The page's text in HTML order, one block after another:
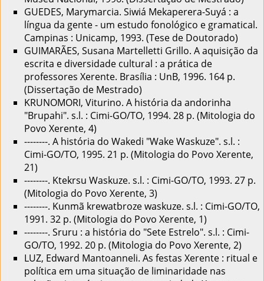
GUEDES, Marymarcia. Siwiá Mekaperera-Suyá : a
língua da gente - um estudo fonológico e gramatical.
Campinas : Unicamp, 1993. (Tese de Doutorado)
GUIMARÃES, Susana Martelletti Grillo. A aquisição da
escrita e diversidade cultural : a prática de
professores Xerente. Brasília : UnB, 1996. 164 p.
(Dissertação de Mestrado)
KRUNOMORI, Viturino. A história da andorinha
"Brupahi". s.l. : Cimi-GO/TO, 1994. 28 p. (Mitologia do
Povo Xerente, 4)
--------. A história do Wakedi "Wake Waskuze". s.l. :
Cimi-GO/TO, 1995. 21 p. (Mitologia do Povo Xerente,
21)
--------. Ktekrsu Waskuze. s.l. : Cimi-GO/TO, 1993. 27 p.
(Mitologia do Povo Xerente, 3)
--------. Kunmã krewatbroze waskuze. s.l. : Cimi-GO/TO,
1991. 32 p. (Mitologia do Povo Xerente, 1)
--------. Sruru : a história do "Sete Estrelo". s.l. : Cimi-
GO/TO, 1992. 20 p. (Mitologia do Povo Xerente, 2)
LUZ, Edward Mantoanneli. As festas Xerente : ritual e
política em uma situação de liminaridade nas